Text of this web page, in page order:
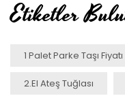
Etiketler
1 Palet Parke Taşı Fiyatı
2.el Ateş Tuğlası